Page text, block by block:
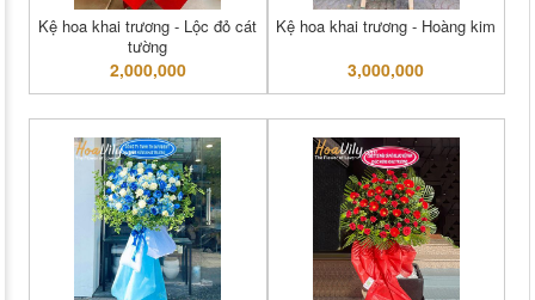
Kệ hoa khai trương - Lộc đỏ cát
tường
2,000,000
Kệ hoa khai trương - Hoàng kim
3,000,000